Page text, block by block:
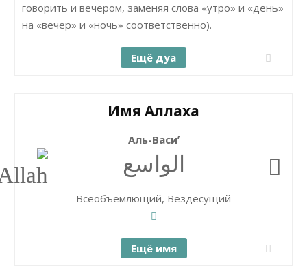
говорить и вечером, заменяя слова «утро» и «день»
на «вечер» и «ночь» соответственно).
Ещё дуа
Имя Аллаха
Аль-Васиʼ
الواسع
Всеобъемлющий, Вездесущий
Ещё имя